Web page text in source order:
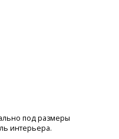
под размеры
интерьера.